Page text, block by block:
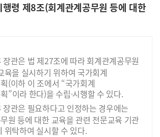
령 제8조(회계관계공무원 등에 대한
장관은 법 제27조에 따라 회계관계공무원
육을 실시하기 위하여 국가회계
(이하 이 조에서 “국가회계
”이라 한다)을 수립·시행할 수 있다.
장관은 필요하다고 인정하는 경우에는
원 등에 대한 교육을 관련 전문교육 기관
위탁하여 실시할 수 있다.